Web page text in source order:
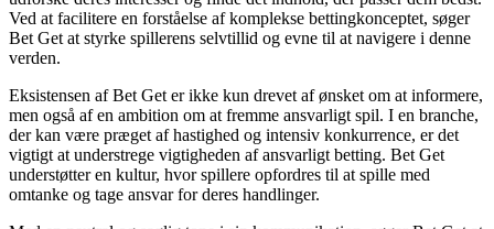
Ved at facilitere en forståelse af komplekse bettingkonceptet, søger
Bet Get at styrke spillerens selvtillid og evne til at navigere i denne
verden.
Eksistensen af Bet Get er ikke kun drevet af ønsket om at informere,
men også af en ambition om at fremme ansvarligt spil. I en branche,
der kan være præget af hastighed og intensiv konkurrence, er det
vigtigt at understrege vigtigheden af ansvarligt betting. Bet Get
understøtter en kultur, hvor spillere opfordres til at spille med
omtanke og tage ansvar for deres handlinger.